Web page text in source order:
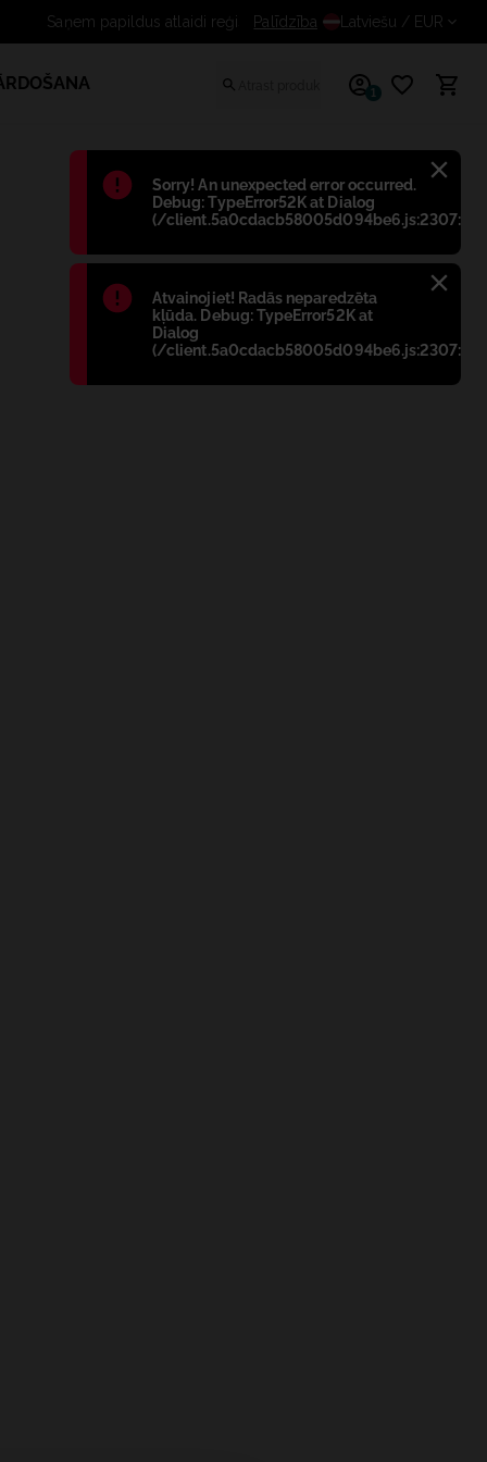
Błąd:
Sorry! An unexpected error occurred.
Debug: TypeError52K at Dialog
(/
Błąd:
Atvainojiet! Radās neparedzēta
kļūda. Debug: TypeError52K at
Dialog
(/
atlaidi reģistrētiem lietotājiem Palīdzība Latviešu / EUR
1